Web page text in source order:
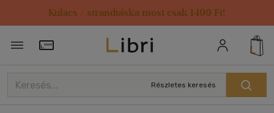
Kulacs / strandtáska most csak 1499 Ft!
Törzsvásárlói Kártya adatai
Részletes keresés
Szűrés
Könyv
Rendezés
Kiadás éve szerint csökkenő